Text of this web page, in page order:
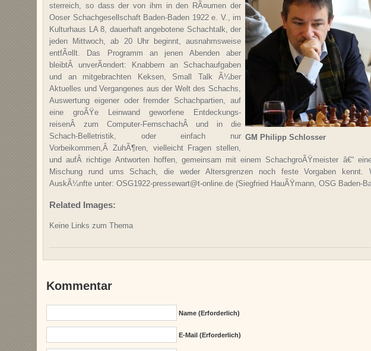
GM Philipp Schlosser
sterreich, so dass der von ihm in den RÃ¤umen der
Ooser Schachgesellschaft Baden-Baden 1922 e. V., im
Kulturhaus LA 8, dauerhaft angebotene Schachtalk, der
jeden Mittwoch, ab 20 Uhr beginnt, ausnahmsweise
entfÃ¤llt. Das Programm an jenen Abenden aber
bleibtÂ unverÃ¤ndert: Knabbern an Schachaufgaben
und an mitgebrachten Keksen, Small Talk Ã¼ber
Aktuelles und Vergangenes aus der Welt des Schachs,
Auswertung eigener oder fremder Schachpartien, auf
eine groÃŸe Leinwand geworfene Entdeckungs-
reisenÂ zum Computer-FernschachÂ und in die
Schach-Belletristik, oder einfach nur
Vorbeikommen,Â ZuhÃ¶ren, vielleicht Fragen stellen,
und aufÂ richtige Antworten hoffen, gemeinsam mit einem SchachgroÃŸmeister â€“
Mischung rund ums Schach, die weder Altersgrenzen noch feste Vorgaben kennt.
AuskÃ¼nfte unter: OSG1922-pressewart@t-online.de (Siegfried HauÃŸmann, OSG Baden-
Related Images:
Keine Links zum Thema
Kommentar
Name (erforderlich)
E-Mail (erforderlich)